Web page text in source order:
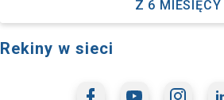
Z 6 MIESIĘCY
Rekiny w sieci